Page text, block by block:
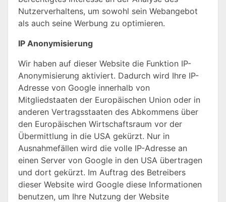
Nutzerverhaltens, um sowohl sein Webangebot
als auch seine Werbung zu optimieren.
IP Anonymisierung
Wir haben auf dieser Website die Funktion IP-
Anonymisierung aktiviert. Dadurch wird Ihre IP-
Adresse von Google innerhalb von
Mitgliedstaaten der Europäischen Union oder in
anderen Vertragsstaaten des Abkommens über
den Europäischen Wirtschaftsraum vor der
Übermittlung in die USA gekürzt. Nur in
Ausnahmefällen wird die volle IP-Adresse an
einen Server von Google in den USA übertragen
und dort gekürzt. Im Auftrag des Betreibers
dieser Website wird Google diese Informationen
benutzen, um Ihre Nutzung der Website